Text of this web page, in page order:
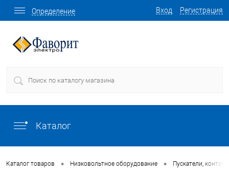
Вход Регистрация
Определение
Каталог
Каталог товаров • Низковольтное оборудование • Пускатели,